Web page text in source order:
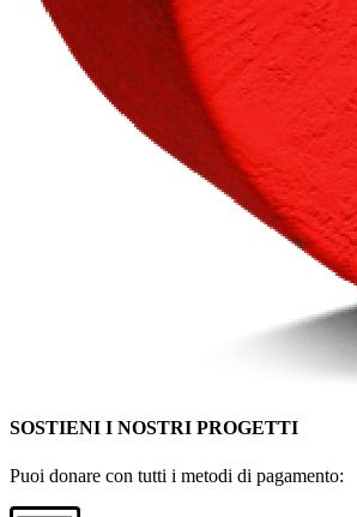
SOSTIENI I NOSTRI PROGETTI
Puoi donare con tutti i metodi di pagamento: